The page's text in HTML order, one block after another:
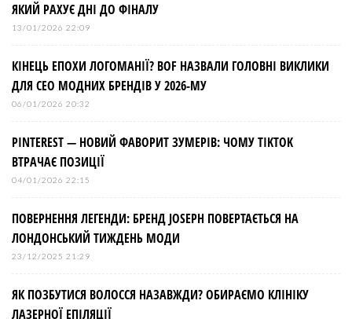
ЯКИЙ РАХУЄ ДНІ ДО ФІНАЛУ
13/01/2026 22:09
КІНЕЦЬ ЕПОХИ ЛОГОМАНІЇ? BOF НАЗВАЛИ ГОЛОВНІ ВИКЛИКИ
ДЛЯ СЕО МОДНИХ БРЕНДІВ У 2026-МУ
06/01/2026 20:32
PINTEREST — НОВИЙ ФАВОРИТ ЗУМЕРІВ: ЧОМУ TIKTOK
ВТРАЧАЄ ПОЗИЦІЇ
04/01/2026 22:15
ПОВЕРНЕННЯ ЛЕГЕНДИ: БРЕНД JOSEPH ПОВЕРТАЄТЬСЯ НА
ЛОНДОНСЬКИЙ ТИЖДЕНЬ МОДИ
23/12/2025 21:29
ЯК ПОЗБУТИСЯ ВОЛОССЯ НАЗАВЖДИ? ОБИРАЄМО КЛІНІКУ
ЛАЗЕРНОЇ ЕПІЛЯЦІЇ